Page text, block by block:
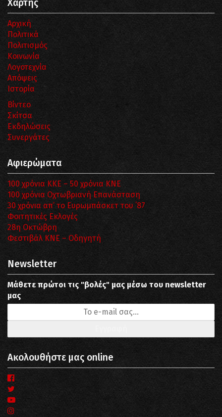
Χάρτης
Αρχική
Πολιτικά
Πολιτισμός
Κοινωνία
Λογοτεχνία
Απόψεις
Ιστορία
Βίντεο
Σκίτσα
Εκδηλώσεις
Συνεργάτες
Αφιερώματα
100 χρόνια ΚΚΕ – 50 χρόνια ΚΝΕ
100 χρόνια Οχτωβριανή Επανάσταση
30 χρόνια απ’ το Ευρωμπάσκετ του ΄87
Φοιτητικές Εκλογές
28η Οκτώβρη
Φεστιβάλ ΚΝΕ – Οδηγητή
Newsletter
Μάθετε πρώτοι τις "βολές" μας μέσω του newsletter
μας
Ακολουθήστε μας online